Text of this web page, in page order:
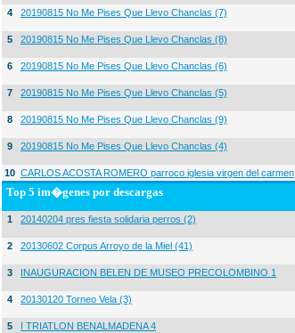
4 20190815 No Me Pises Que Llevo Chanclas (7)
5 20190815 No Me Pises Que Llevo Chanclas (8)
6 20190815 No Me Pises Que Llevo Chanclas (6)
7 20190815 No Me Pises Que Llevo Chanclas (5)
8 20190815 No Me Pises Que Llevo Chanclas (9)
9 20190815 No Me Pises Que Llevo Chanclas (4)
10 CARLOS ACOSTA ROMERO parroco iglesia virgen del carmen
Top 5 im�genes por descargas
1 20140204 pres fiesta solidaria perros (2)
2 20130602 Corpus Arroyo de la Miel (41)
3 INAUGURACION BELEN DE MUSEO PRECOLOMBINO 1
4 20130120 Torneo Vela (3)
5 I TRIATLON BENALMADENA 4